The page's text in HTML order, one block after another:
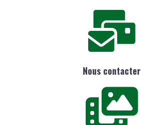
Nous contacter